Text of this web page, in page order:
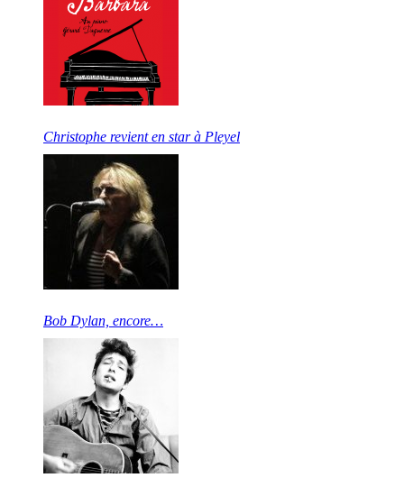
Christophe revient en star à Pleyel
Bob Dylan, encore…